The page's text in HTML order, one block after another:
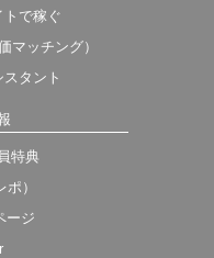
トで稼ぐ
マッチング）
タント
特典
）
ージ